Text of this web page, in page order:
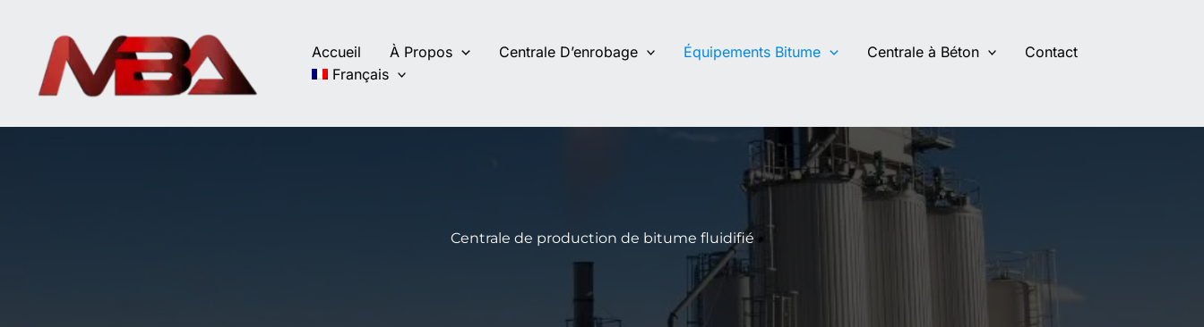
contenu
Accueil À Propos Centrale D’enrobage Équipements Bitume Centrale à Béton
Contact
Français
Centrale de production de bitume fluidifié